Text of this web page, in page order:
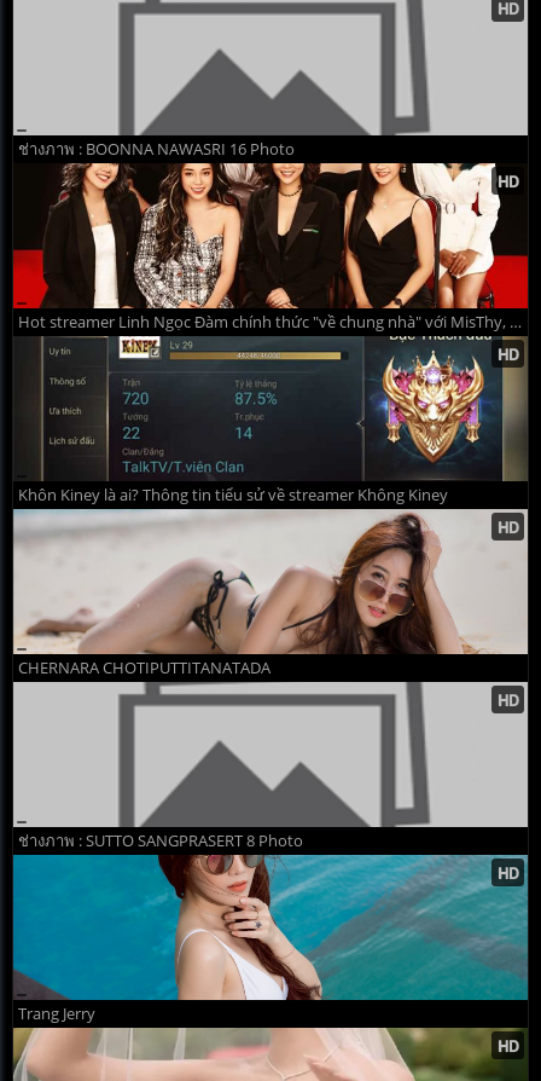
ช่างภาพ : BOONNA NAWASRI 16 Photo
Hot streamer Linh Ngọc Đàm chính thức "về chung nhà" với MisThy, PewPew
Khôn Kiney là ai? Thông tin tiểu sử về streamer Không Kiney
CHERNARA CHOTIPUTTITANATADA
ช่างภาพ : SUTTO SANGPRASERT 8 Photo
Trang Jerry